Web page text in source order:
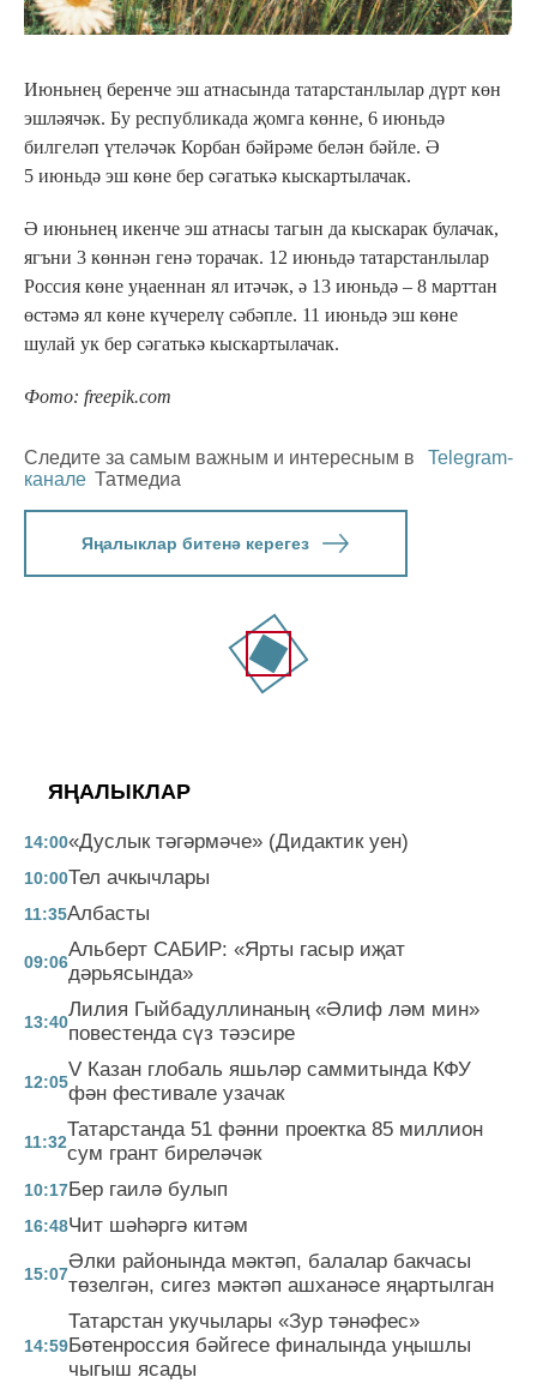
Июньнең беренче эш атнасында татарстанлылар дүрт көн
эшләячәк. Бу республикада җомга көнне, 6 июньдә
билгеләп үтеләчәк Корбан бәйрәме белән бәйле. Ә
5 июньдә эш көне бер сәгатькә кыскартылачак.
Ә июньнең икенче эш атнасы тагын да кыскарак булачак,
ягъни 3 көннән генә торачак. 12 июньдә татарстанлылар
Россия көне уңаеннан ял итәчәк, ә 13 июньдә – 8 марттан
өстәмә ял көне күчерелү сәбәпле. 11 июньдә эш көне
шулай ук бер сәгатькә кыскартылачак.
Фото: freepik.com
Следите за самым важным и интересным в
Telegram-
канале Татмедиа
Яңалыклар битенә керегез
ЯҢАЛЫКЛАР
14:00«Дуслык тәгәрмәче» (Дидактик уен)
10:00Тел ачкычлары
11:35Албасты
09:06
Альберт САБИР: «Ярты гасыр иҗат
дәрьясында»
13:40
Лилия Гыйбадуллинаның «Әлиф ләм мин»
повестенда сүз тәэсире
12:05
V Казан глобаль яшьләр саммитында КФУ
фән фестивале узачак
11:32
Татарстанда 51 фәнни проектка 85 миллион
сум грант биреләчәк
10:17Бер гаилә булып
16:48Чит шәһәргә китәм
15:07
Әлки районында мәктәп, балалар бакчасы
төзелгән, сигез мәктәп ашханәсе яңартылган
14:59
Татарстан укучылары «Зур тәнәфес»
Бөтенроссия бәйгесе финалында уңышлы
чыгыш ясады